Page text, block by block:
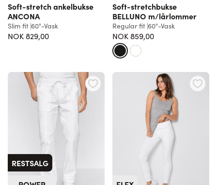
Soft-stretch ankelbukse
ANCONA
Slim fit 60°-Vask
NOK 829,00
Soft-stretchbukse
BELLUNO m/lårlommer
Regular fit 60°-Vask
NOK 859,00
RESTSALG